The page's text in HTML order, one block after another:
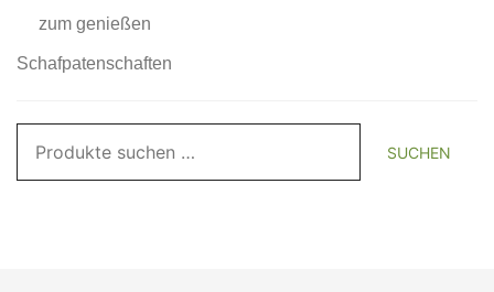
zum genießen
Schafpatenschaften
nach:
SUCHEN